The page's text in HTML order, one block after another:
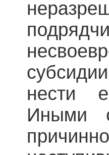
нести
Иными